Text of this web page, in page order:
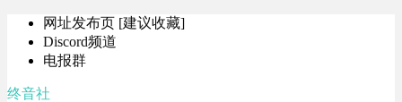
网址发布页 [建议收藏]
Discord频道
电报群
终音社